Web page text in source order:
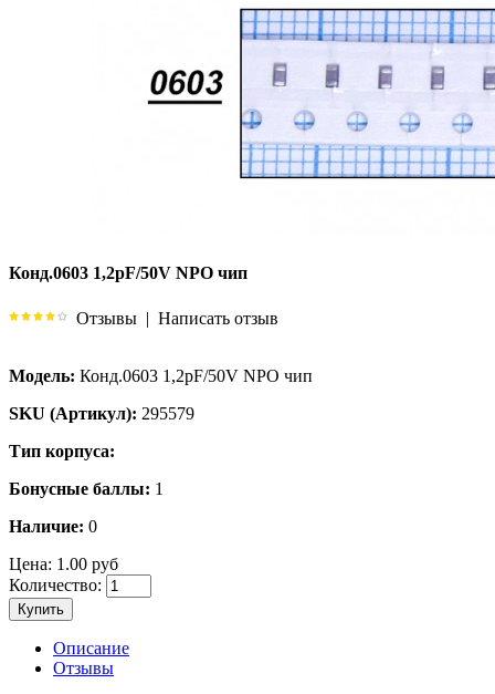
Конд.0603 1,2pF/50V NPO чип
Отзывы | Написать отзыв
Модель: Конд.0603 1,2pF/50V NPO чип
SKU (Артикул): 295579
Тип корпуса:
Бонусные баллы: 1
Наличие: 0
Цена: 1.00 руб
Количество:
Купить
Описание
Отзывы